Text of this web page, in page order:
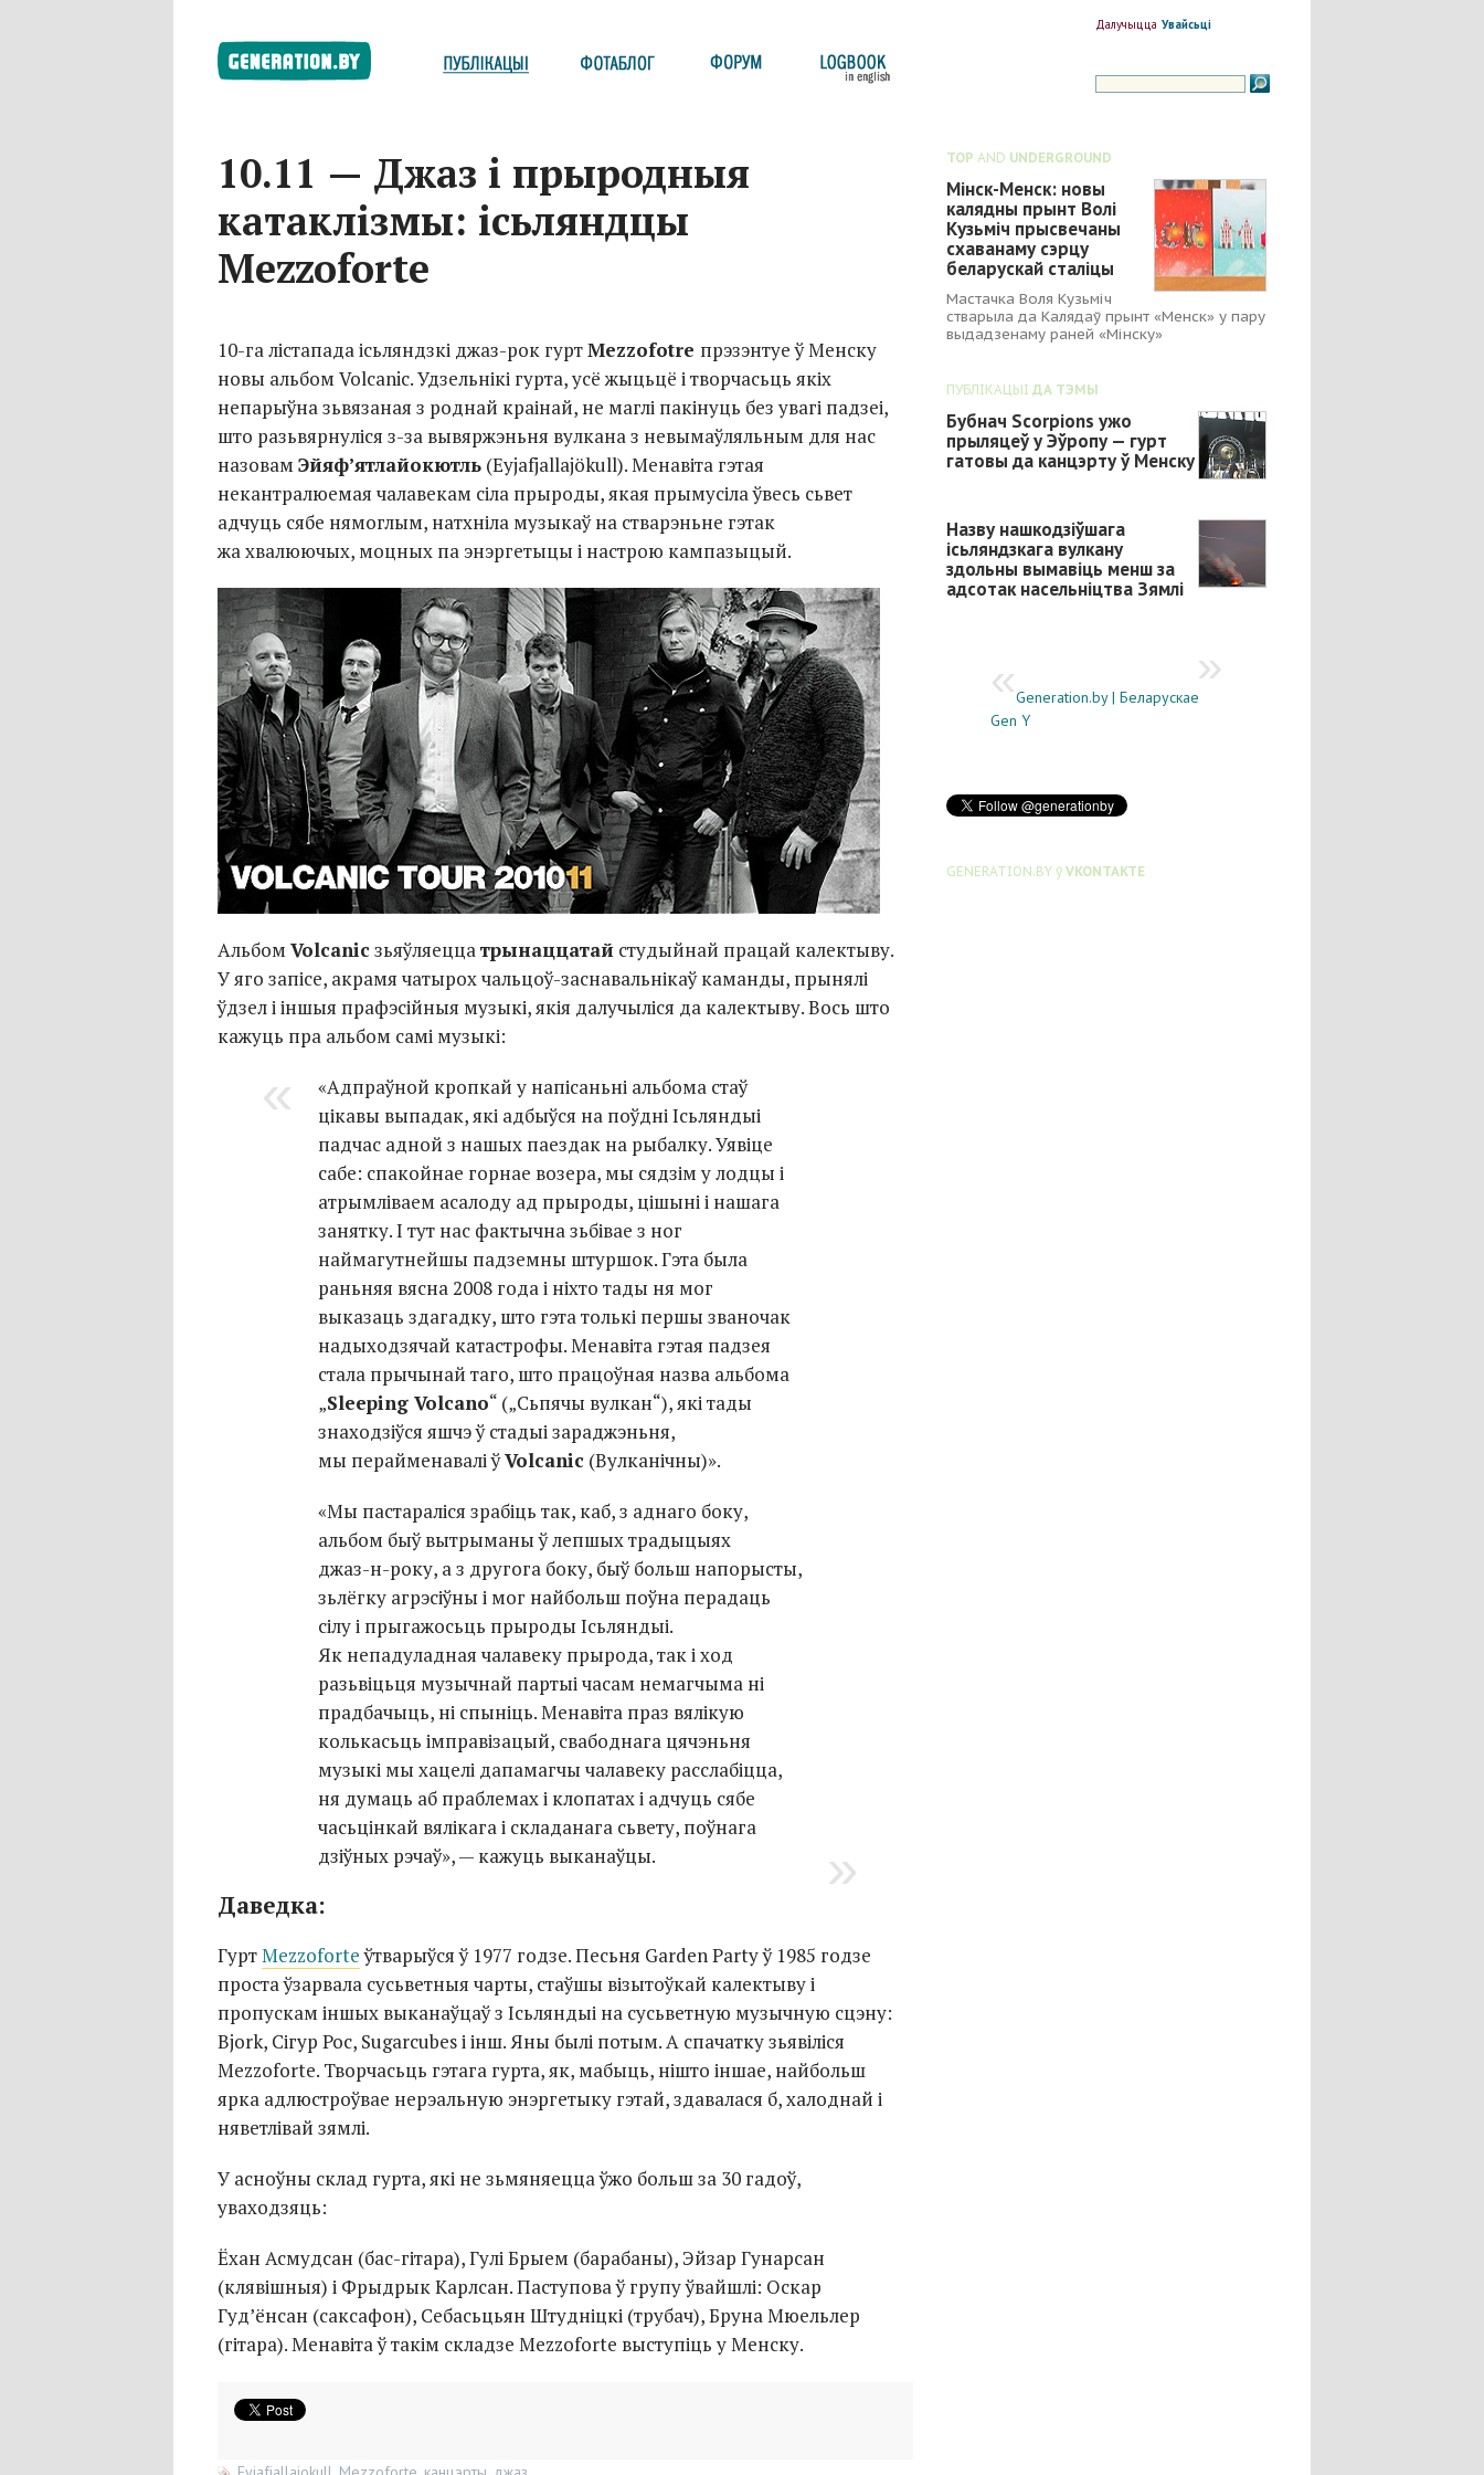
Далучыцца Увайсьці
10.11 — Джаз і прыродныя
катаклізмы: ісьляндцы
Mezzoforte
10-га лістапада ісьляндзкі джаз-рок гуртMezzofotre прэзэнтуе ў Менску
новы альбом Volcanic. Удзельнікі гурта, усё жыцьцё і творчасьць якіх
непарыўна зьвязаная з роднай краінай, не маглі пакінуць без увагі падзеі,
што разьвярнуліся з-за вывяржэньня вулкана з невымаўляльным для нас
назовам Эйяф’ятлайокютль (Eyjafjallajökull). Менавіта гэтая
некантралюемая чалавекам сіла прыроды, якая прымусіла ўвесь сьвет
адчуць сябе нямоглым, натхніла музыкаў на стварэньне гэтак
жа хвалюючых, моцных па энэргетыцы і настрою кампазыцый.
Альбом Volcanic зьяўляеццатрынаццатай студыйнай працай калектыву.
У яго запісе, акрамя чатырохчальцоў-заснавальнікаўкаманды, прынялі
ўдзел і іншыя прафэсійныя музыкі, якія далучыліся да калектыву. Вось што
кажуць пра альбом самі музыкі:
«Адпраўной кропкай у напісаньні альбома стаў
цікавы выпадак, які адбыўся на поўдні Ісьляндыі
падчас адной з нашых паездак на рыбалку. Уявіце
сабе: спакойнае горнае возера, мы сядзім у лодцы і
атрымліваем асалоду ад прыроды, цішыні і нашага
занятку. І тут нас фактычна зьбівае з ног
наймагутнейшы падземны штуршок. Гэта была
раньняя вясна 2008 года і ніхто тады ня мог
выказаць здагадку, што гэта толькі першы званочак
надыходзячай катастрофы. Менавіта гэтая падзея
стала прычынай таго, што працоўная назва альбома
„Sleeping Volcano“ („Сьпячы вулкан“), які тады
знаходзіўся яшчэ ў стадыі зараджэньня,
мы перайменавалі ўVolcanic (Вулканічны)».
«Мы пастараліся зрабіць так, каб, з аднаго боку,
альбом быў вытрыманы ў лепшых традыцыях
джаз-н-року, а з другога боку, быў больш напорысты,
зьлёгку агрэсіўны і мог найбольш поўна перадаць
сілу і прыгажосьць прыроды Ісьляндыі.
Як непадуладная чалавеку прырода, так і ход
разьвіцьця музычнай партыі часам немагчыма ні
прадбачыць, ні спыніць. Менавіта праз вялікую
колькасьць імправізацый, свабоднага цячэньня
музыкі мы хацелі дапамагчы чалавеку расслабіцца,
ня думаць аб праблемах і клопатах і адчуць сябе
часьцінкай вялікага і складанага сьвету, поўнага
дзіўных рэчаў», — кажуць выканаўцы.
Даведка:
ГуртMezzoforteўтварыўся ў 1977 годзе. Песьня Garden Party ў 1985 годзе
проста ўзарвала сусьветныя чарты, стаўшы візытоўкай калектыву і
пропускам іншых выканаўцаў з Ісьляндыі на сусьветную музычную сцэну:
Bjork, Сігур Рос, Sugarcubes і інш. Яны былі потым. А спачатку зьявіліся
Mezzoforte. Творчасьць гэтага гурта, як, мабыць, нішто іншае, найбольш
ярка адлюстроўвае нерэальную энэргетыку гэтай, здавалася б, халоднай і
няветлівай зямлі.
У асноўны склад гурта, які не зьмяняецца ўжо больш за 30 гадоў,
уваходзяць:
Ёхан Асмудсан (бас-гітара), Гулі Брыем (барабаны), Эйзар Гунарсан
(клявішныя) і Фрыдрык Карлсан. Паступова ў групу ўвайшлі: Оскар
Гуд’ёнсан (саксафон), Себасьцьян Штудніцкі (трубач), Бруна Мюельлер
(гітара). Менавіта ў такім складзе Mezzoforte выступіць у Менску.
TOP AND UNDERGROUND
Мінск-Менск: новы
калядны прынт Волі
Кузьміч прысвечаны
схаванаму сэрцу
беларускай сталіцы
Мастачка Воля Кузьміч
стварыла да Калядаў прынт «Менск» у пару
выдадзенаму раней «Мінску»
ПУБЛІКАЦЫІ ДА ТЭМЫ
Бубнач Scorpions ужо
прыляцеў у Эўропу — гурт
гатовы да канцэрту ў Менску
Назву нашкодзіўшага
ісьляндзкага вулкану
здольны вымавіць менш за
адсотак насельніцтва Зямлі
Generation.by | Беларускае
Gen Y
GENERATION.BY ў VKONTAKTE